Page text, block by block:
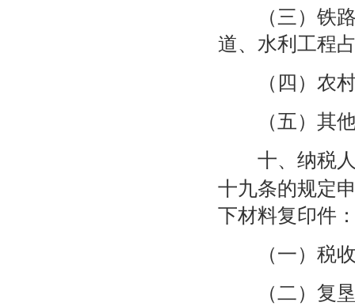
（三）铁路
道、水利工程
（四）农村
（五）其他
十、纳税人
十九条的规定
下材料复印件
（一）税收
（二）复垦